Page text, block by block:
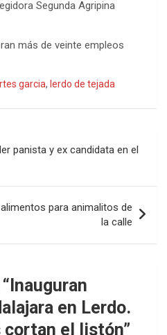
Segunda Agripina
más de veinte empleos
garcia, lerdo de tejada
panista y ex candidata en el
para animalitos de
la calle
Inauguran
en Lerdo.
cortan el listón”